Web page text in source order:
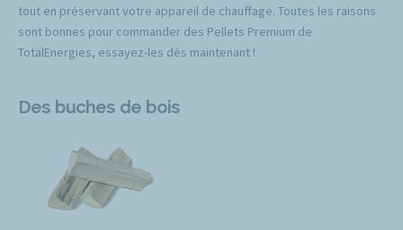
tout en préservant votre appareil de chauffage. Toutes les raisons
sont bonnes pour commander des Pellets Premium de
TotalEnergies, essayez-les dès maintenant !
Des buches de bois